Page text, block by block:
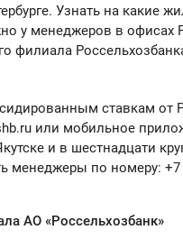
Узнать на какие
у менеджеров в офисах
филиала Россельхозбанк
ставкам от
или мобильное
и в шестнадцати
менеджеры по номеру: +7
АО «Россельхозбанк»